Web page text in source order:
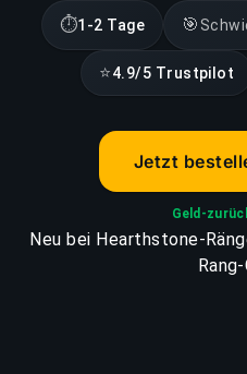
⏱1-2 Tage 🎯
⭐4.9/5 Trustpilot
Jetzt
Geld-
Neu bei Hearthstone-